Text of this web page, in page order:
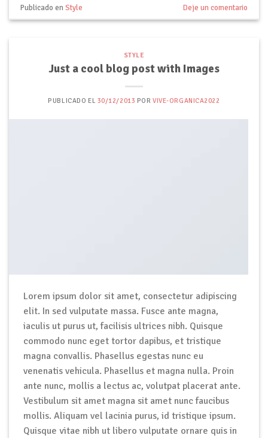
Publicado enStyle Deje un comentario
STYLE
Just a cool blog post with Images
PUBLICADO EL 30/12/2013 PORVIVE-ORGANICA2022
Lorem ipsum dolor sit amet, consectetur adipiscing
elit. In sed vulputate massa. Fusce ante magna,
iaculis ut purus ut, facilisis ultrices nibh. Quisque
commodo nunc eget tortor dapibus, et tristique
magna convallis. Phasellus egestas nunc eu
venenatis vehicula. Phasellus et magna nulla. Proin
ante nunc, mollis a lectus ac, volutpat placerat ante.
Vestibulum sit amet magna sit amet nunc faucibus
mollis. Aliquam vel lacinia purus, id tristique ipsum.
Quisque vitae nibh ut libero vulputate ornare quis in